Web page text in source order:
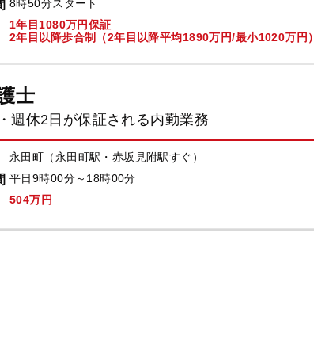
8時50分スタート
1年目1080万円保証
2年目以降歩合制（2年目以降平均1890万円/最小1020万円）
士
週休2日が保証される内勤業務
永田町（永田町駅・赤坂見附駅すぐ）
平日9時00分～18時00分
504万円